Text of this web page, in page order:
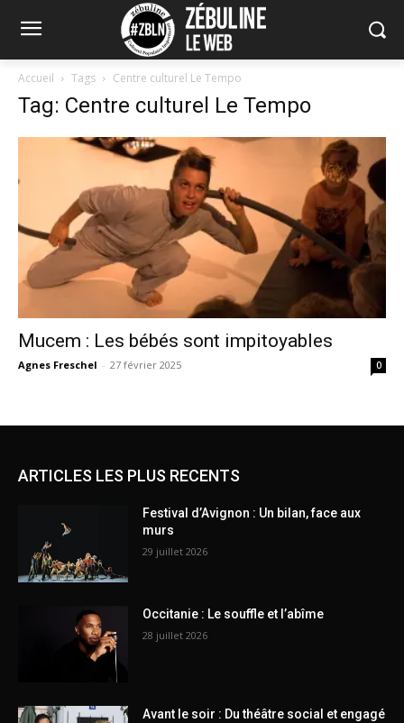
Accueil Tags Centre culturel Le Tempo
Tag: Centre culturel Le Tempo
Mucem : Les bébés sont impitoyables
Agnes Freschel - 27 février 2025 0
ARTICLES LES PLUS RECENTS
Festival d’Avignon : Un bilan, face aux
murs
29 juillet 2026
Occitanie : Le souffle et l’abîme
28 juillet 2026
Avant le soir : Du théâtre social et engagé